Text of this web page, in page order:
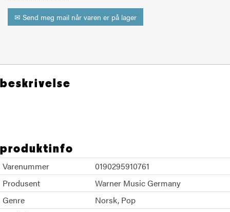
✉ Send meg mail når varen er på lager
beskrivelse
produktinfo
Varenummer
0190295910761
Produsent
Warner Music Germany
Genre
Norsk Pop